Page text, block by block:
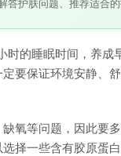
答护肤问题、推荐适合
的睡眠时间，养成
要保证环境安静、
氧等问题，因此要
择一些含有胶原蛋